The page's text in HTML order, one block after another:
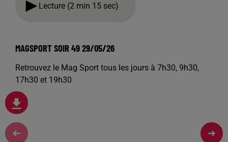
Lecture (2 min 15 sec)
MAGSPORT SOIR 49 29/05/26
Retrouvez le Mag Sport tous les jours à 7h30, 9h30,
17h30 et 19h30